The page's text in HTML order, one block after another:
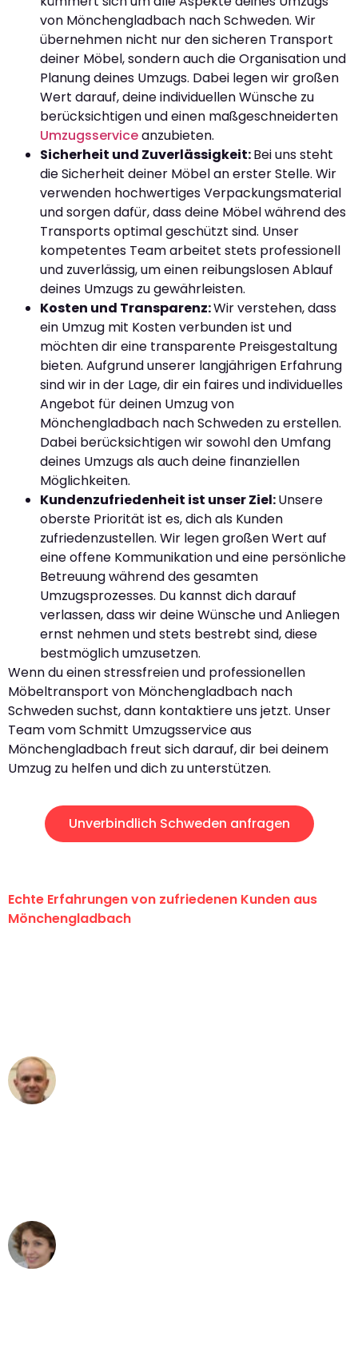
von Mönchengladbach nach Schweden. Wir
übernehmen nicht nur den sicheren Transport
deiner Möbel, sondern auch die Organisation und
Planung deines Umzugs. Dabei legen wir großen
Wert darauf, deine individuellen Wünsche zu
berücksichtigen und einen maßgeschneiderten
Umzugsserviceanzubieten.
Sicherheit und Zuverlässigkeit:Bei uns steht
die Sicherheit deiner Möbel an erster Stelle. Wir
verwenden hochwertiges Verpackungsmaterial
und sorgen dafür, dass deine Möbel während des
Transports optimal geschützt sind. Unser
kompetentes Team arbeitet stets professionell
und zuverlässig, um einen reibungslosen Ablauf
deines Umzugs zu gewährleisten.
Kosten und Transparenz:Wir verstehen, dass
ein Umzug mit Kosten verbunden ist und
möchten dir eine transparente Preisgestaltung
bieten. Aufgrund unserer langjährigen Erfahrung
sind wir in der Lage, dir ein faires und individuelles
Angebot für deinen Umzug von
Mönchengladbach nach Schweden zu erstellen.
Dabei berücksichtigen wir sowohl den Umfang
deines Umzugs als auch deine finanziellen
Möglichkeiten.
Kundenzufriedenheit ist unser Ziel:Unsere
oberste Priorität ist es, dich als Kunden
zufriedenzustellen. Wir legen großen Wert auf
eine offene Kommunikation und eine persönliche
Betreuung während des gesamten
Umzugsprozesses. Du kannst dich darauf
verlassen, dass wir deine Wünsche und Anliegen
ernst nehmen und stets bestrebt sind, diese
bestmöglich umzusetzen.
Wenn du einen stressfreien und professionellen
Möbeltransport von Mönchengladbach nach
Schweden suchst, dann kontaktiere uns jetzt. Unser
Team vom Schmitt Umzugsservice aus
Mönchengladbach freut sich darauf, dir bei deinem
Umzug zu helfen und dich zu unterstützen.
Unverbindlich Schweden anfragen
Echte Erfahrungen von zufriedenen Kunden aus
Mönchengladbach